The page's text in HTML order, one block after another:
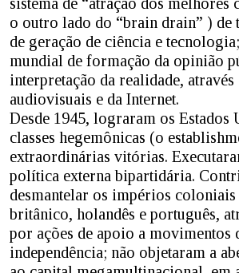
o outro lado do “brain drain” ) de
de geração de ciência e
mundial de formação da opinião
interpretação da realidade, através
audiovisuais e da Internet.
Desde 1945, lograram os Estados
classes hegemônicas (o
extraordinárias vitórias.
política externa bipartidária.
desmantelar os impérios coloniais
britânico, holandês e português,
por ações de apoio a movimentos
independência; não objetaram a